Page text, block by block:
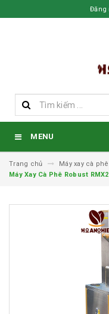
Đăng
MENU
Trang chủ
Máy xay cà
Máy Xay Cà Phê Robust